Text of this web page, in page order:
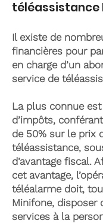
téléassistance
Il existe de
financières pour
en charge d’un
service de
La plus connue
d’impôts,
de 50% sur le prix
téléassistance,
d’avantage fiscal.
cet avantage,
téléalarme doit,
Minifone, disposer
services à la